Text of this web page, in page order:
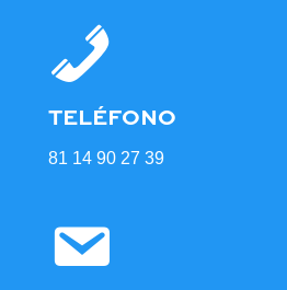
TELÉFONO
81 14 90 27 39